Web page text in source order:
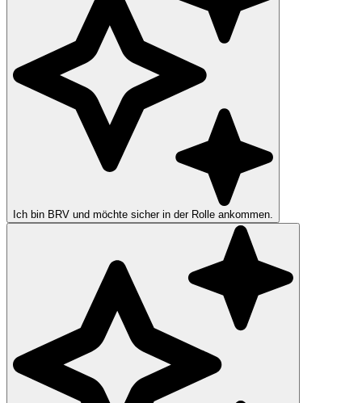
Ich bin BRV und möchte sicher in der Rolle ankommen.